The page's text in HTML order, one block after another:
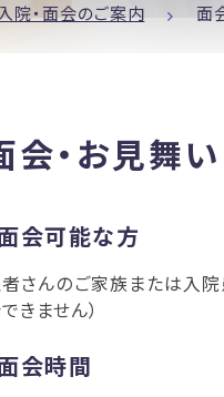
院・面会のご案内 面
会・お見舞
会可能な方
さんのご家族または入
きません）
会時間